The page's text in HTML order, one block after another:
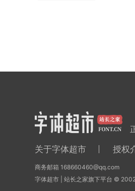
关于字体超市
授权
商务邮箱 168660460@qq.com
字体超市 | 站长之家旗下平台 ©